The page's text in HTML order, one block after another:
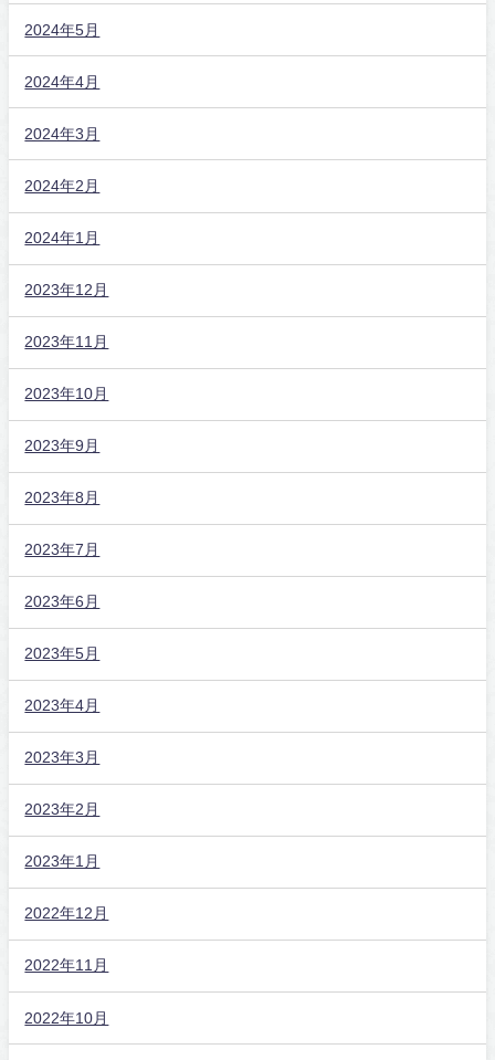
2024年5月
2024年4月
2024年3月
2024年2月
2024年1月
2023年12月
2023年11月
2023年10月
2023年9月
2023年8月
2023年7月
2023年6月
2023年5月
2023年4月
2023年3月
2023年2月
2023年1月
2022年12月
2022年11月
2022年10月